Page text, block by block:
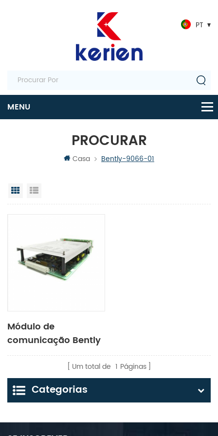
PT
PROCURAR
Casa Bently-9066-01
Visualização em grade
Módulo de
comunicação Bently
9066-01
Um total de 1 Páginas
Categorias